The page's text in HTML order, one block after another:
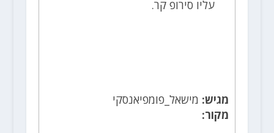
עליו סירופ קר.
מגיש: מישאל_פומפיאנסקי
מקור: